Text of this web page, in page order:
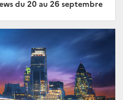
du 20 au 26 septembre